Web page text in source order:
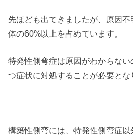
先ほども出てきましたが、原因
体の60%以上を占めています。
特発性側弯症は原因がわからな
つ症状に対処することが必要とな
構築性側弯には、特発性側弯症